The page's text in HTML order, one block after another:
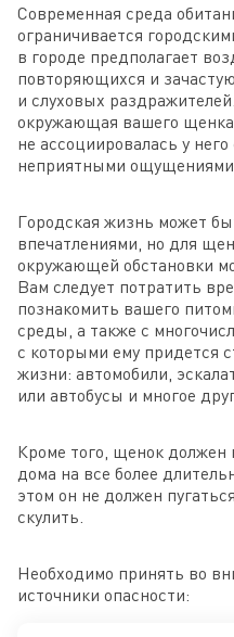
Современная среда
ограничивается
в городе предполагает
повторяющихся и
и слуховых
окружающая вашего щенка
не ассоциировалась у
неприятными ощущениями.
Городская жизнь может
впечатлениями, но для
окружающей обстановки
Вам следует потратить
познакомить вашего
среды, а также с
с которыми ему придется
жизни: автомобили,
или автобусы и многое
Кроме того, щенок должен
дома на все более
этом он не должен
скулить.
Необходимо принять во
источники опасности: